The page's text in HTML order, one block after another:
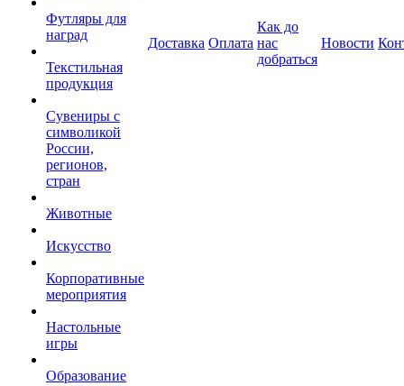
Футляры для
наград
Текстильная
продукция
Сувениры с
символикой
России,
регионов,
стран
Животные
Искусство
Корпоративные
мероприятия
Настольные
игры
Образование
Доставка Оплата
Как до
нас
добраться
Новости